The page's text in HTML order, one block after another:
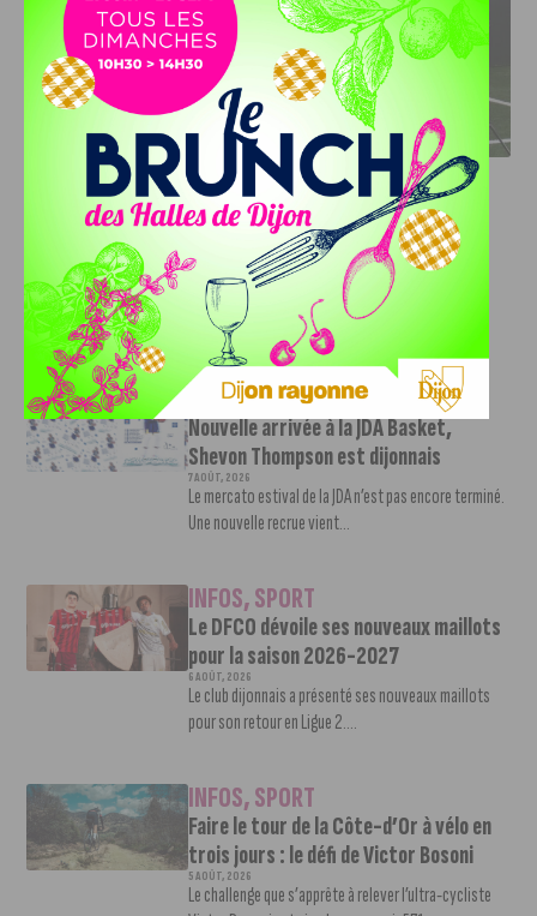
DFCO : RENCONTRE AVEC PIERRE-HENRI DEBALLON,
L’ARTISAN DE LA MONTÉE EN LIGUE 2
INFOS SPORT
DFCO : Rencontre avec Pierre-Henri
Deballon, l’artisan de la montée en
Ligue 2
7 AOÛT, 2026
Le DFCO est de retour en Ligue 2 après trois ans
d’absence. La saison...
INFOS,SPORT
Nouvelle arrivée à la JDA Basket,
Shevon Thompson est dijonnais
7 AOÛT, 2026
Le mercato estival de la JDA n’est pas encore terminé.
Une nouvelle recrue vient...
INFOS,SPORT
Le DFCO dévoile ses nouveaux maillots
pour la saison 2026-2027
6 AOÛT, 2026
Le club dijonnais a présenté ses nouveaux maillots
pour son retour en Ligue 2....
INFOS,SPORT
Faire le tour de la Côte-d’Or à vélo en
trois jours : le défi de Victor Bosoni
5 AOÛT, 2026
Le challenge que s’apprête à relever l’ultra-cycliste